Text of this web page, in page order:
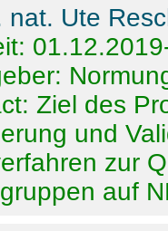
nat. Ute
Ziel des
und
zur
auf